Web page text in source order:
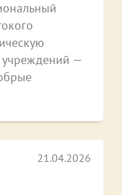
учреждений —
21.04.2026